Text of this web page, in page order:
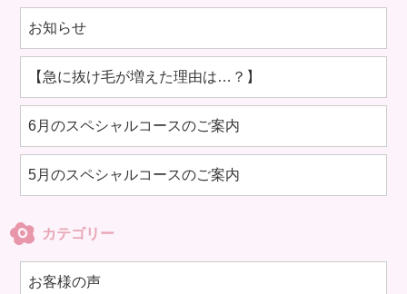
お知らせ
【急に抜け毛が増えた理由は…？】
6月のスペシャルコースのご案内
5月のスペシャルコースのご案内
カテゴリー
お客様の声